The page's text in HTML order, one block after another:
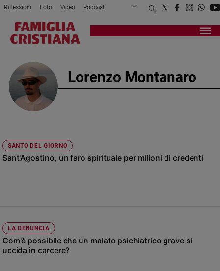
Attualità
Cronaca
Politica
Mondo
Economia
Sport
Interviste
Chiesa
Riflessioni Foto Video Podcast
Privacy Policy Chi siamo
Registrati Redazione
Lorenzo Montanaro
SANTO DEL GIORNO
Sant'Agostino, un faro spirituale per milioni di credenti
LA DENUNCIA
Com'è possibile che un malato psichiatrico grave si
uccida in carcere?